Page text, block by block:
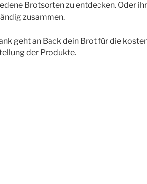
Brotsorten zu entdecken. Oder
zusammen.
geht an Back dein Brot für die
der Produkte.